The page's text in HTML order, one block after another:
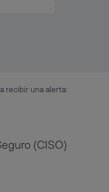
recibir una alerta:
(CISO)